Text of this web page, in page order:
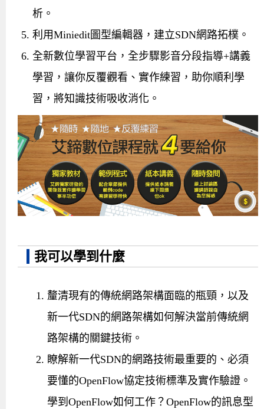
析。
利用Miniedit圖型編輯器，建立SDN網路拓樸。
全新數位學習平台，全步驟影音分段指導+講義
學習，讓你反覆觀看、實作練習，助你順利學
習，將知識技術吸收消化。
我可以學到什麼
釐清現有的傳統網路架構面臨的瓶頸，以及
新一代SDN的網路架構如何解決當前傳統網
路架構的關鍵技術。
瞭解新一代SDN的網路技術最重要的、必須
要懂的OpenFlow協定技術標準及實作驗證。
學到OpenFlow如何工作？OpenFlow的訊息型